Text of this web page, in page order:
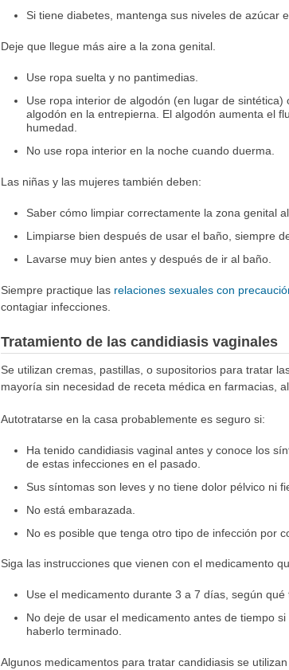
Si tiene diabetes, mantenga sus niveles de azúcar
Deje que llegue más aire a la zona genital.
Use ropa suelta y no pantimedias.
Use ropa interior de algodón (en lugar de
algodón en la entrepierna. El algodón aumenta el
humedad.
No use ropa interior en la noche cuando duerma.
Las niñas y las mujeres también deben:
Saber cómo limpiar correctamente la zona genital
Limpiarse bien después de usar el baño, siempre
Lavarse muy bien antes y después de ir al baño.
Siempre practique las relaciones sexuales con
contagiar infecciones.
Tratamiento de las candidiasis vaginales
Se utilizan cremas, pastillas, o supositorios para tratar
mayoría sin necesidad de receta médica en farmacias,
Autotratarse en la casa probablemente es seguro si:
Ha tenido candidiasis vaginal antes y conoce los
de estas infecciones en el pasado.
Sus síntomas son leves y no tiene dolor pélvico ni
No está embarazada.
No es posible que tenga otro tipo de infección por
Siga las instrucciones que vienen con el medicamento
Use el medicamento durante 3 a 7 días, según qué
No deje de usar el medicamento antes de tiempo
haberlo terminado.
Algunos medicamentos para tratar candidiasis se